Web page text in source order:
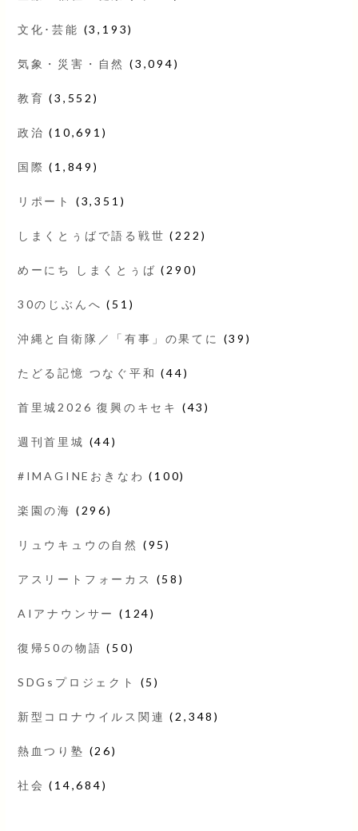
文化･芸能 (3,193)
気象・災害・自然 (3,094)
教育 (3,552)
政治 (10,691)
国際 (1,849)
リポート (3,351)
しまくとぅばで語る戦世 (222)
めーにち しまくとぅば (290)
30のじぶんへ (51)
沖縄と自衛隊／「有事」の果てに (39)
たどる記憶 つなぐ平和 (44)
首里城2026 復興のキセキ (43)
週刊首里城 (44)
#IMAGINEおきなわ (100)
楽園の海 (296)
リュウキュウの自然 (95)
アスリートフォーカス (58)
AIアナウンサー (124)
復帰50の物語 (50)
SDGsプロジェクト (5)
新型コロナウイルス関連 (2,348)
熱血つり塾 (26)
社会 (14,684)